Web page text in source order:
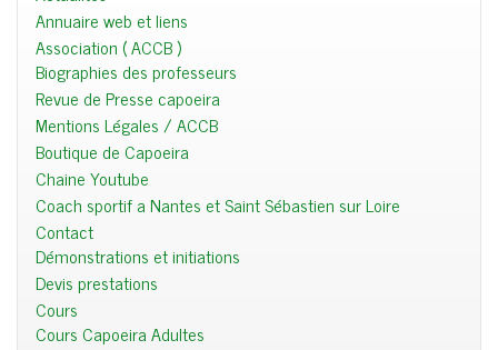
Annuaire web et liens
Association ( ACCB )
Biographies des professeurs
Revue de Presse capoeira
Mentions Légales / ACCB
Boutique de Capoeira
Chaine Youtube
Coach sportif a Nantes et Saint Sébastien sur Loire
Contact
Démonstrations et initiations
Devis prestations
Cours
Cours Capoeira Adultes